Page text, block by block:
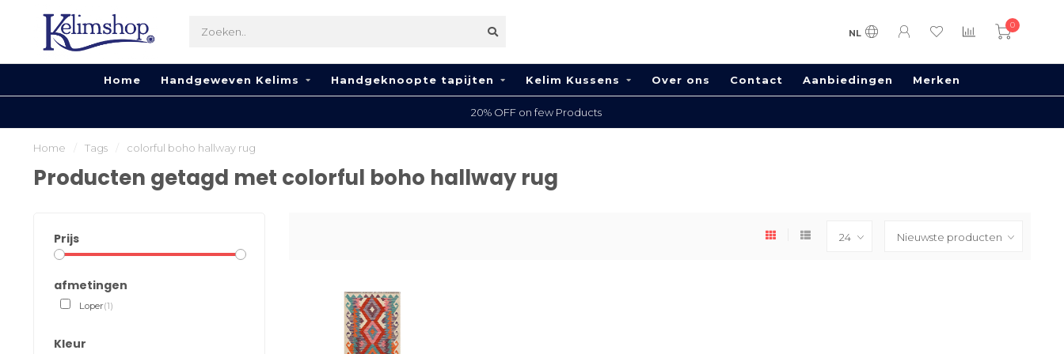
NL
0
Home Handgeweven Kelims Handgeknoopte tapijten Kelim Kussens Over ons Contact Aanbiedingen Merken
20% OFF on few Products
Home Tags colorful boho hallway rug
Producten getagd met colorful boho hallway rug
Prijs
afmetingen
Loper(1)
Kleur